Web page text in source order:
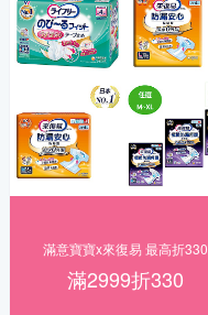
滿意寶寶x來復易 最高折330
滿2999折330